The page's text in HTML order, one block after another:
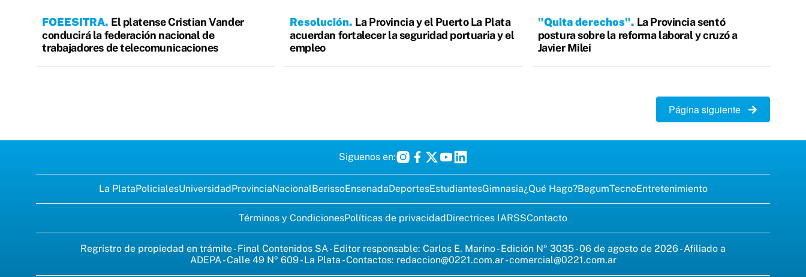
FOEESITRA El platense Cristian Vander
conducirá la federación nacional de
trabajadores de telecomunicaciones
Resolución La Provincia y el Puerto La Plata
acuerdan fortalecer la seguridad portuaria y el
empleo
"Quita derechos" La Provincia sentó
postura sobre la reforma laboral y cruzó a
Javier Milei
Página siguiente
Siguenos en:
La PlataPolicialesUniversidadProvinciaNacionalBerissoEnsenadaDeportesEstudiantesGimnasia¿Qué Hago?BegumTecnoEntretenimiento
Términos y CondicionesPolíticas de privacidadDirectrices IARSSContacto
Regristro de propiedad en trámite - Final Contenidos SA - Editor responsable: Carlos E. Marino - Edición Nº 3035 - 06 de agosto de 2026 - Afiliado a
ADEPA - Calle 49 Nº 609 - La Plata - Contactos: redaccion@0221.com.ar-comercial@0221.com.ar